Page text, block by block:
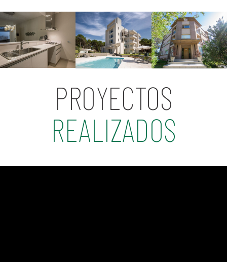
PROYECTOS
REALIZADOS